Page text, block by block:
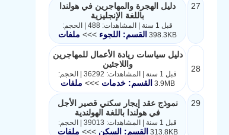
27
دليل الهجرة والمهاجرين في هولندا
باللغة الإنجليزية
قبل 1 سنة | المشاهدات: 488 | الحجم:
398.3KB القسم: اللجوء >>> ملفات
28
دليل سياسات ريادة الأعمال للمهاجرين
واللاجئين
قبل 1 سنة | المشاهدات: 36292 | الحجم:
3.9MB القسم: خدمات>>> ملفات
29
نموذج عقد إيجار سكني قصير الأجل
في هولندا باللغة الهولندية
قبل 1 سنة | المشاهدات: 39013 | الحجم:
313.8KB القسم: السكن>>> ملفات